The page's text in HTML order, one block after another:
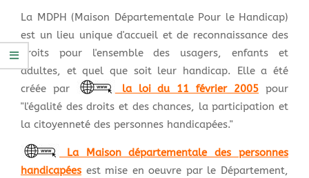
La MDPH (Maison Départementale Pour le Handicap)
est un lieu unique d'accueil et de reconnaissance des
droits pour l'ensemble des usagers, enfants et
adultes, et quel que soit leur handicap. Elle a été
créée par
la loi du 11 février 2005 pour
"l'égalité des droits et des chances, la participation et
la citoyenneté des personnes handicapées."
La Maison départementale des personnes
handicapées est mise en oeuvre par le Département,